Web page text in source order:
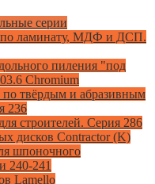
серии
ламинату, МДФ и ДСП.
пиления "под
Chromium
твёрдым и абразивным
236
строителей. Серия 286
дисков Contractor (K)
шпоночного
240-241
Lamello